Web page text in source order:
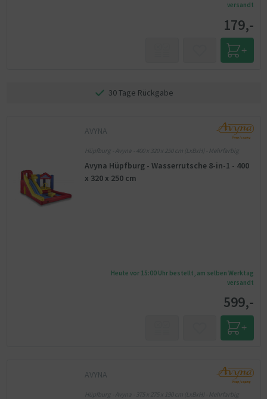
versandt
179,-
30 Tage Rückgabe
AVYNA
Hüpfburg - Avyna - 400 x 320 x 250 cm (LxBxH) - Mehrfarbig
Avyna Hüpfburg - Wasserrutsche 8-in-1 - 400
x 320 x 250 cm
Heute vor 15:00 Uhr bestellt, am selben Werktag
versandt
599,-
AVYNA
Hüpfburg - Avyna - 375 x 275 x 190 cm (LxBxH) - Mehrfarbig